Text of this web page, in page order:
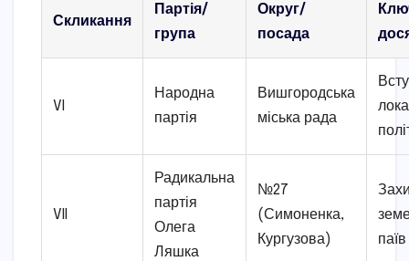
Скликання
Партія/
група
Округ/
посада
VI
Народна
партія
Вишгородська
міська рада
VII
Радикальна
партія
Олега
Ляшка
№27
(Симоненка,
Кургузова)
паїв